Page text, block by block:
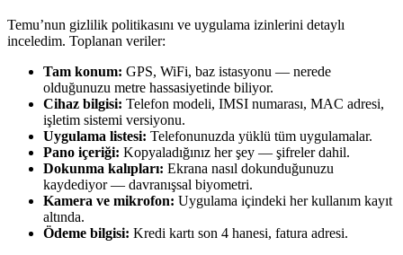
Temu’nun gizlilik politikasını ve uygulama izinlerini detaylı
inceledim. Toplanan veriler:
Tam konum: GPS, WiFi, baz istasyonu — nerede
olduğunuzu metre hassasiyetinde biliyor.
Cihaz bilgisi: Telefon modeli, IMSI numarası, MAC adresi,
işletim sistemi versiyonu.
Uygulama listesi: Telefonunuzda yüklü tüm uygulamalar.
Pano içeriği: Kopyaladığınız her şey — şifreler dahil.
Dokunma kalıpları: Ekrana nasıl dokunduğunuzu
kaydediyor — davranışsal biyometri.
Kamera ve mikrofon: Uygulama içindeki her kullanım kayıt
altında.
Ödeme bilgisi: Kredi kartı son 4 hanesi, fatura adresi.